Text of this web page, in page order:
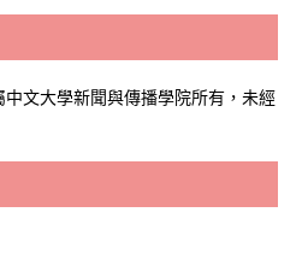
文大學新聞與傳播學院所有，未經